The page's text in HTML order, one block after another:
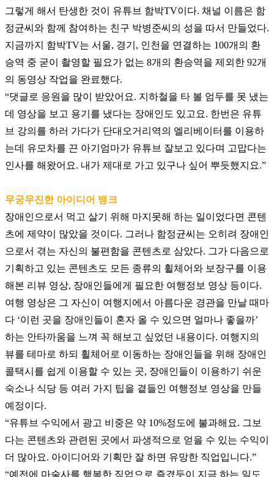
그렇게 해서 탄생한 것이 유튜브 함박TV이다. 채널 이름은 함
정균씨와 함께 참여하는 친구 박병준씨의 성을 따서 만들었다.
지금까지 함박TV는 서울, 경기 , 인천을 연결하는 100개의 환
승역 중 굳이 촬영할 필요가 없는 8개의 환승역을 제외한 92개
의 동영상 작업을 완료했다.
“댓글로 응원을 많이 받았어요. 지하철을 타 볼 엄두를 못 냈는
데 영상을 보고 용기를 냈다는 장애인도 있고요. 한번은 유튜
브 강의를 하러 가다가 단대오거리역의 엘리베이터를 이용하
는데 유모차를 끈 아기엄마가 유튜브 잘보고 있다며 고맙다는
인사를 해왔어요. 내가 제대로 가고 있구나 싶어 뿌듯했지요.”
무궁무진한 아이디어 뱅크
장애인으로서 먹고 살기 위해 마지못해 하는 일이었다면 콘텐
츠에 제약이 많았을 것이다. 그러나 함정균씨는 오히려 장애인
으로서 겪는 자신의 불편함을 콘텐츠로 삼았다. 그가 다음으로
기획하고 있는 콘텐츠도 모든 종류의 휠체어와 보장구를 이용
해본 리뷰 영상, 장애인들에게 필요한 여행정보 영상 등이다.
여행 영상은 그 자신이 여행지에서 아름다운 경관을 만날 때마
다 ‘이런 곳을 장애인들이 혼자 올 수 있으면 얼마나 좋을까’
하는 안타까움을 느껴 꼭 해보고 싶었던 내용이다. 여행지의
뷰를 테마로 하되 휠체어로 이동하는 장애인들을 위해 장애인
콜택시를 쉽게 이용할 수 있는 곳, 장애인들이 이용하기 쉬운
숙소나 식당 등 여러 가지 팁을 곁들인 여행정보 영상을 만들
예정이다.
“유튜브 수익에서 광고 비중은 약 10%정도에 불과해요. 그보
다는 콘텐츠와 관련된 곳에서 파생적으로 얻을 수 있는 수익이
더 많아요. 아이디어와 기획만 잘 하면 유망한 직업입니다.”
“예전에 마술사를 행복한 직업으로 즐겼듯이 지금 하는 일도